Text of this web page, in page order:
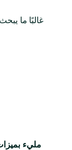
غالبًا ما